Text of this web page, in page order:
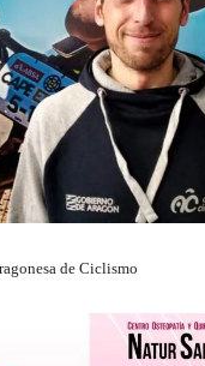
de Ciclismo